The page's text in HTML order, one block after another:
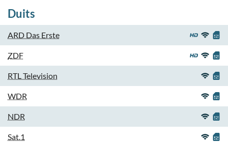
Duits
ARD Das Erste
ZDF
RTL Television
WDR
NDR
Sat.1